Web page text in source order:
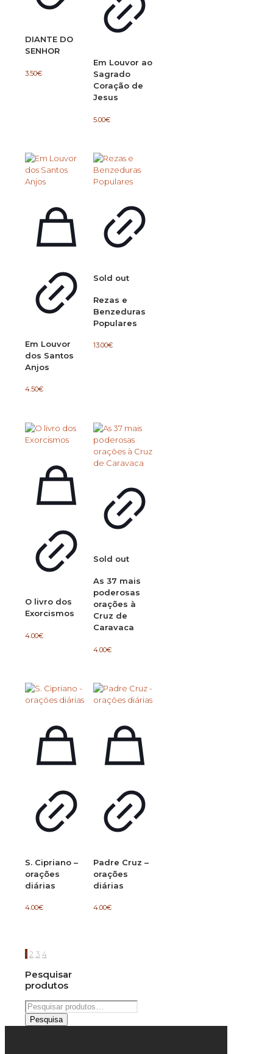
DIANTE DO
SENHOR
3.50€
Em Louvor ao
Sagrado
Coração de
Jesus
5.00€
Em Louvor
dos Santos
Anjos
4.50€
Sold out
Rezas e
Benzeduras
Populares
13.00€
O livro dos
Exorcismos
4.00€
Sold out
As 37 mais
poderosas
orações à
Cruz de
Caravaca
4.00€
S. Cipriano –
orações
diárias
4.00€
Padre Cruz –
orações
diárias
4.00€
1 2 3 4
Pesquisar
produtos
Pesquisar
por:
Pesquisa